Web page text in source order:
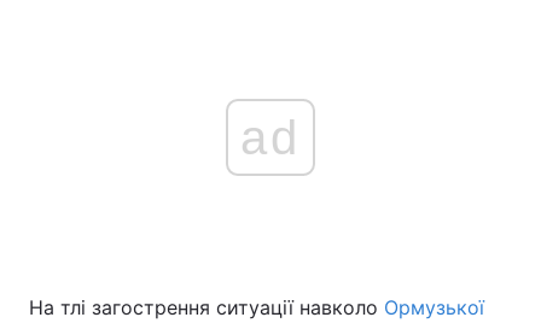
ad
На тлі загострення ситуації навколо Ормузької